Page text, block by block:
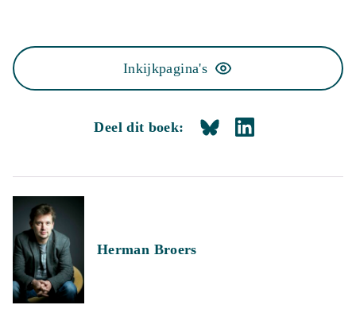
Inkijkpagina's
Deel dit boek:
Herman Broers